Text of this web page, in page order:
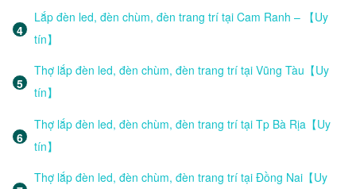
Lắp đèn led, đèn chùm, đèn trang trí tại Cam Ranh – 【Uy
tín】
Thợ lắp đèn led, đèn chùm, đèn trang trí tại Vũng Tàu【Uy
tín】
Thợ lắp đèn led, đèn chùm, đèn trang trí tại Tp Bà Rịa【Uy
tín】
Thợ lắp đèn led, đèn chùm, đèn trang trí tại Đồng Nai【Uy